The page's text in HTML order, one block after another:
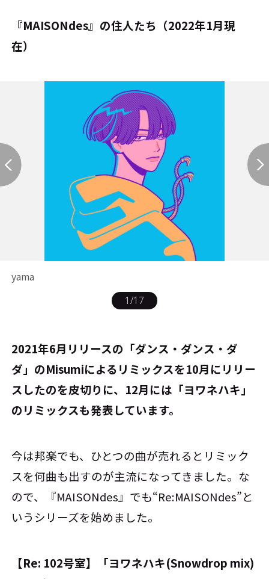
『MAISONdes』の住人たち（2022年1月現
在）
yama
1/17
――2021年6月リリースの「ダンス・ダンス・ダ
ダ」のMisumiによるリミックスを10月にリリー
スしたのを皮切りに、12月には「ヨワネハキ」
のリミックスも発表しています。
今は邦楽でも、ひとつの曲が売れるとリミック
スを何曲も出すのが主流になってきました。な
ので、『MAISONdes』でも“Re:MAISONdes”と
いうシリーズを始めました。
【Re: 102号室】「ヨワネハキ(Snowdrop mix)